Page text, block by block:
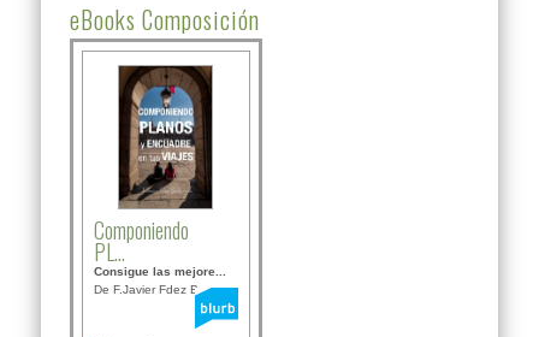
eBooks Composición
Componiendo
PL...
Consigue las mejore...
De F.Javier Fdez Bor...